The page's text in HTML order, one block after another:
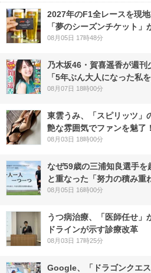
2027年のF1全レースを現
「夢のシーズンチケット」
08月05日 17時48分
乃木坂46・賀喜遥香が週刊
「5年ぶん大人になった私
08月07日 18時00分
東雲うみ、「スピリッツ」
艶な雰囲気でファンを魅了！
08月03日 18時00分
なぜ59歳の三浦知良選手
と重なった「努力の積み重
08月05日 16時00分
うつ病治療、「医師任せ
ドラインが示す診療改革
08月03日 17時25分
Google、「ドラゴンクエ